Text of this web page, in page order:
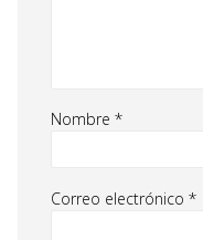
Nombre *
Correo electrónico *